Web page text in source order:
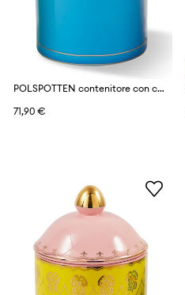
POLSPOTTEN contenitore con copperchio grandpa M/11 x 20 cm
71,90 €